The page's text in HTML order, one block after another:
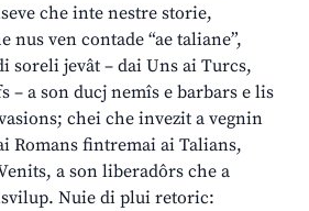
che inte nestre storie,
nus ven contade “ae taliane”,
soreli jevât – dai Uns ai Turcs,
– a son ducj nemîs e barbars e lis
chei che invezit a vegnin
Romans fintremai ai Talians,
a son liberadôrs che a
Nuie di plui retoric: